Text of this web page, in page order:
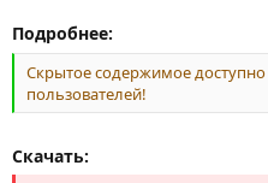
Подробнее:
Скрытое содержимое
пользователей!
Скачать: